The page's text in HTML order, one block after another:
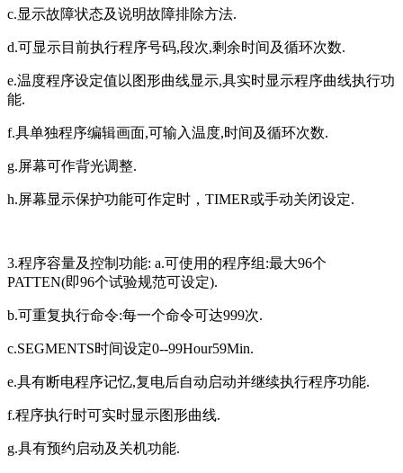
c.显示故障状态及说明故障排除方法.
d.可显示目前执行程序号码,段次,剩余时间及循环次数.
e.温度程序设定值以图形曲线显示,具实时显示程序曲线执行功
能.
f.具单独程序编辑画面,可输入温度,时间及循环次数.
g.屏幕可作背光调整.
h.屏幕显示保护功能可作定时，TIMER或手动关闭设定.
3.程序容量及控制功能: a.可使用的程序组:最大96个
PATTEN(即96个试验规范可设定).
b.可重复执行命令:每一个命令可达999次.
c.SEGMENTS时间设定0--99Hour59Min.
e.具有断电程序记忆,复电后自动启动并继续执行程序功能.
f.程序执行时可实时显示图形曲线.
g.具有预约启动及关机功能.